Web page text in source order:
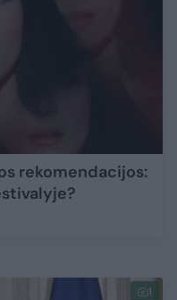
rekomendacijos:
1